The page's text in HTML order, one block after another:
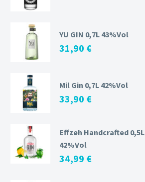
YU GIN 0,7L 43%Vol
31,90 €
Mil Gin 0,7L 42%Vol
33,90 €
Effzeh Handcrafted 0,5L
42%Vol
34,99 €